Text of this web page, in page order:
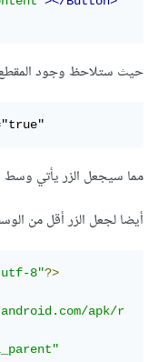
حيث ستلاحظ وجود المقطع
مما سيجعل الزر يأتي وسط RelativeLayout المُتضمنة لها.
أيضا لجعل الزر أقل من
8"?>
apk/r